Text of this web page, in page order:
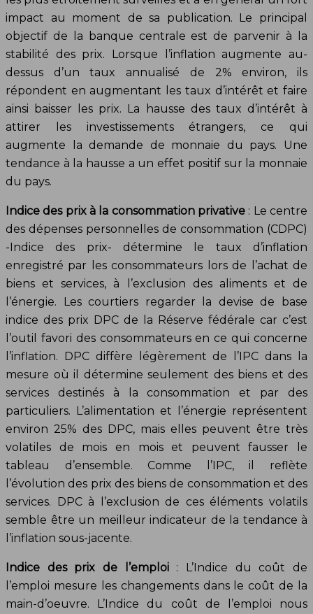
impact au moment de sa publication. Le principal
objectif de la banque centrale est de parvenir à la
stabilité des prix. Lorsque l’inflation augmente au-
dessus d’un taux annualisé de 2% environ, ils
répondent en augmentant les taux d’intérêt et faire
ainsi baisser les prix. La hausse des taux d’intérêt à
attirer les investissements étrangers, ce qui
augmente la demande de monnaie du pays. Une
tendance à la hausse a un effet positif sur la monnaie
du pays.
Indice des prix à la consommation privative : Le centre
des dépenses personnelles de consommation (CDPC)
-Indice des prix- détermine le taux d’inflation
enregistré par les consommateurs lors de l’achat de
biens et services, à l’exclusion des aliments et de
l’énergie. Les courtiers regarder la devise de base
indice des prix DPC de la Réserve fédérale car c’est
l’outil favori des consommateurs en ce qui concerne
l’inflation. DPC diffère légèrement de l’IPC dans la
mesure où il détermine seulement des biens et des
services destinés à la consommation et par des
particuliers. L’alimentation et l’énergie représentent
environ 25% des DPC, mais elles peuvent être très
volatiles de mois en mois et peuvent fausser le
tableau d’ensemble. Comme l’IPC, il reflète
l’évolution des prix des biens de consommation et des
services. DPC à l’exclusion de ces éléments volatils
semble être un meilleur indicateur de la tendance à
l’inflation sous-jacente.
Indice des prix de l’emploi: L’Indice du coût de
l’emploi mesure les changements dans le coût de la
main-d’oeuvre. L’Indice du coût de l’emploi nous